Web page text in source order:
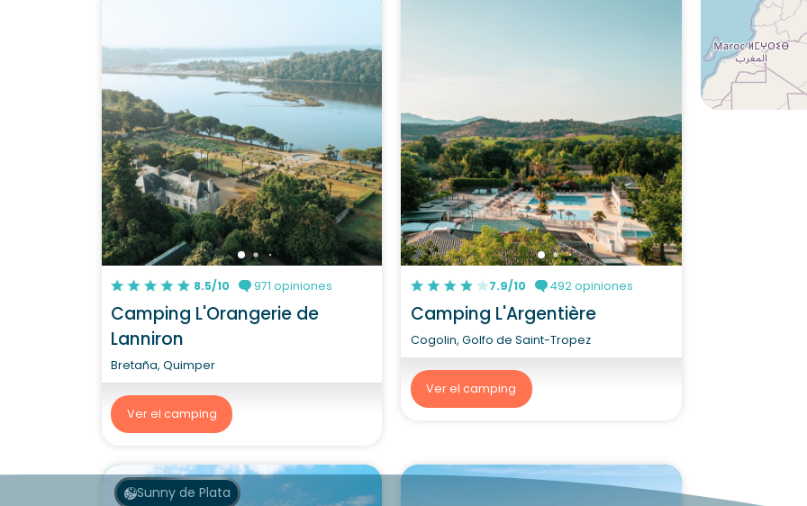
8.5/10 971 opiniones
Camping L'Orangerie de
Lanniron
Bretaña, Quimper
Ver el camping
7.9/10 492 opiniones
Camping L'Argentière
Cogolin, Golfo de Saint-Tropez
Ver el camping
Sunny de Plata